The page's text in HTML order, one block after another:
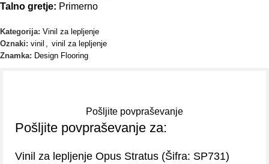
Talno gretje: Primerno
Kategorija: Vinil za lepljenje
Oznaki: vinil
vinil za lepljenje
Znamka: Design Flooring
Pošljite povpraševanje
Pošljite povpraševanje za:
Vinil za lepljenje Opus Stratus (Šifra: SP731)